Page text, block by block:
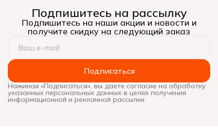
Подпишитесь на рассылку
Подпишитесь на наши акции и новости и
получите скидку на следующий заказ
Подписаться
Нажимая «Подписаться», вы даете согласие на обработку
указанных персональных данных в целях получения
информационной и рекламной рассылки